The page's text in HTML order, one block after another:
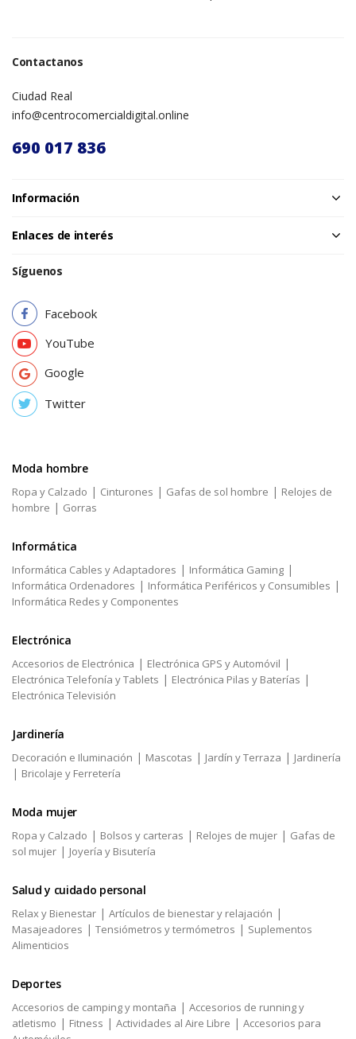
Contactanos
Ciudad Real
info@centrocomercialdigital.online
690 017 836
Información
Enlaces de interés
Síguenos
Facebook
YouTube
Google
Twitter
Moda hombre
Ropa y Calzado | Cinturones | Gafas de sol hombre | Relojes de
hombre | Gorras
Informática
Informática Cables y Adaptadores | Informática Gaming |
Informática Ordenadores | Informática Periféricos y Consumibles |
Informática Redes y Componentes
Electrónica
Accesorios de Electrónica | Electrónica GPS y Automóvil |
Electrónica Telefonía y Tablets | Electrónica Pilas y Baterías |
Electrónica Televisión
Jardinería
Decoración e Iluminación | Mascotas | Jardín y Terraza | Jardinería
| Bricolaje y Ferretería
Moda mujer
Ropa y Calzado | Bolsos y carteras | Relojes de mujer | Gafas de
sol mujer | Joyería y Bisutería
Salud y cuidado personal
Relax y Bienestar | Artículos de bienestar y relajación |
Masajeadores | Tensiómetros y termómetros | Suplementos
Alimenticios
Deportes
Accesorios de camping y montaña | Accesorios de running y
atletismo | Fitness | Actividades al Aire Libre | Accesorios para